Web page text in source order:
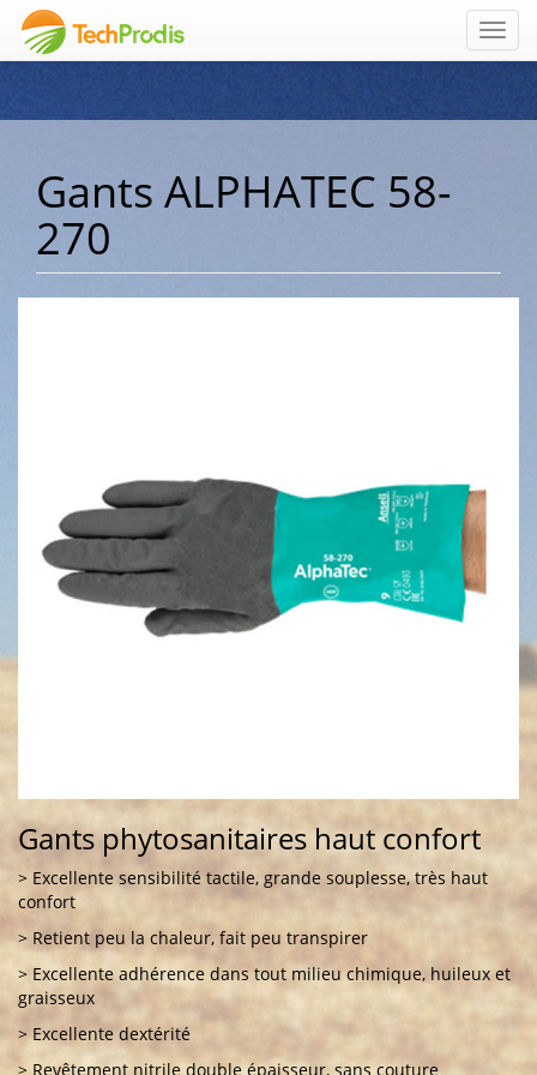
Gants ALPHATEC 58-
270
Gants phytosanitaires haut confort
> Excellente sensibilité tactile, grande souplesse, très haut
confort
> Retient peu la chaleur, fait peu transpirer
> Excellente adhérence dans tout milieu chimique, huileux et
graisseux
> Excellente dextérité
> Revêtement nitrile double épaisseur, sans couture